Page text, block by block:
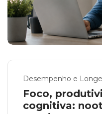
Desempenho e
Foco,
cognitiva: